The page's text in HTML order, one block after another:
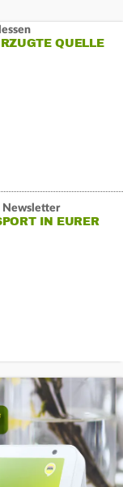
QUELLE
Newsletter
IN EURER